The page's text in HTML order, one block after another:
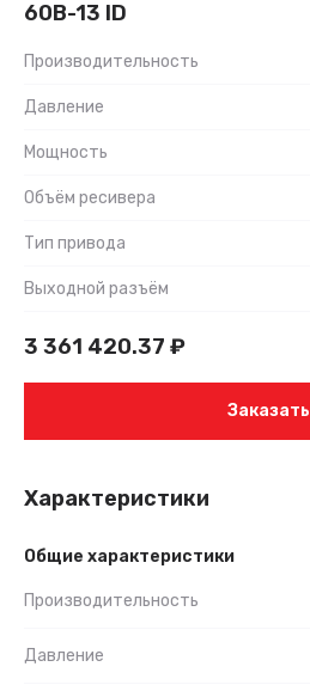
60B-13 ID
Производительность
Давление
Мощность
Объём ресивера
Тип привода
Выходной разъём
3 361 420.37 ₽
Заказать
Характеристики
Общие характеристики
Производительность
Давление